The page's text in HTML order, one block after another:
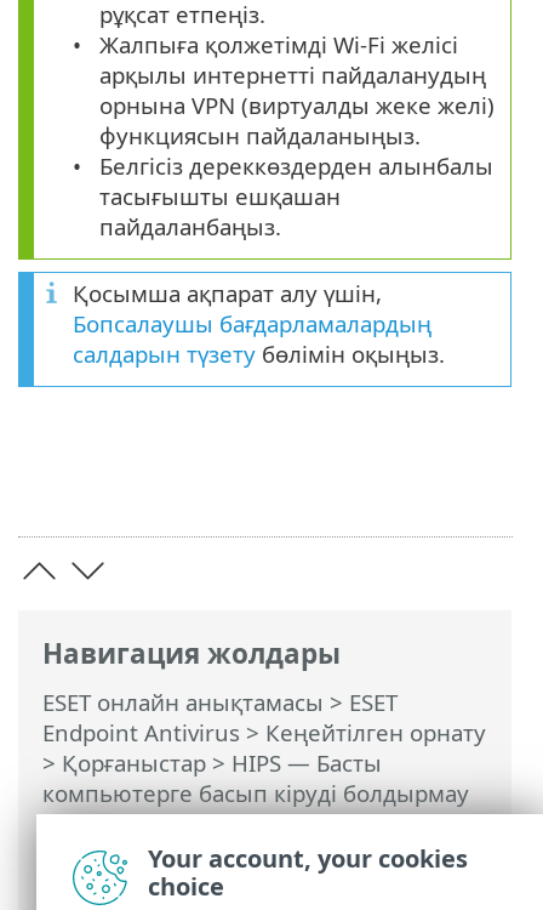
Навигация жолдары
ESET онлайн анықтамасы > ESET
Endpoint Antivirus > Кеңейтілген орнату
> Қорғаныстар > HIPS — Басты
компьютерге басып кіруді болдырмау
жүйесі>HIPS интерактивті терезесі>
Ықтимал зиянкес хакерлік
бағдарламаның әрекеттері анықталды
рұқсат етпеңіз.
Жалпыға қолжетімді Wi-Fi желісі
арқылы интернетті пайдаланудың
орнына VPN (виртуалды жеке желі)
функциясын пайдаланыңыз.
Белгісіз дереккөздерден алынбалы
тасығышты ешқашан
пайдаланбаңыз.
Қосымша ақпарат алу үшін,
Бопсалаушы бағдарламалардың
салдарын түзету бөлімін оқыңыз.
Your account, your cookies
choice